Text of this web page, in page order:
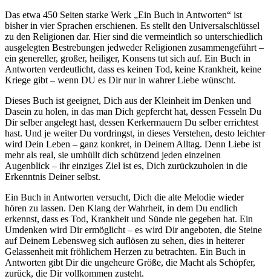
Das etwa 450 Seiten starke Werk „Ein Buch in Antworten“ ist
bisher in vier Sprachen erschienen. Es stellt den Universalschlüssel
zu den Religionen dar. Hier sind die vermeintlich so unterschiedlich
ausgelegten Bestrebungen jedweder Religionen zusammengeführt –
ein genereller, großer, heiliger, Konsens tut sich auf. Ein Buch in
Antworten verdeutlicht, dass es keinen Tod, keine Krankheit, keine
Kriege gibt – wenn DU es Dir nur in wahrer Liebe wünscht.
Dieses Buch ist geeignet, Dich aus der Kleinheit im Denken und
Dasein zu holen, in das man Dich gepfercht hat, dessen Fesseln Du
Dir selber angelegt hast, dessen Kerkermauern Du selber errichtest
hast. Und je weiter Du vordringst, in dieses Verstehen, desto leichter
wird Dein Leben – ganz konkret, in Deinem Alltag. Denn Liebe ist
mehr als real, sie umhüllt dich schützend jeden einzelnen
Augenblick – ihr einziges Ziel ist es, Dich zurückzuholen in die
Erkenntnis Deiner selbst.
Ein Buch in Antworten versucht, Dich die alte Melodie wieder
hören zu lassen. Den Klang der Wahrheit, in dem Du endlich
erkennst, dass es Tod, Krankheit und Sünde nie gegeben hat. Ein
Umdenken wird Dir ermöglicht – es wird Dir angeboten, die Steine
auf Deinem Lebensweg sich auflösen zu sehen, dies in heiterer
Gelassenheit mit fröhlichem Herzen zu betrachten. Ein Buch in
Antworten gibt Dir die ungeheure Größe, die Macht als Schöpfer,
zurück, die Dir vollkommen zusteht.